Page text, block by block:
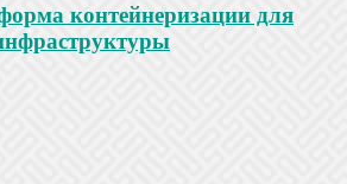
контейнеризации для